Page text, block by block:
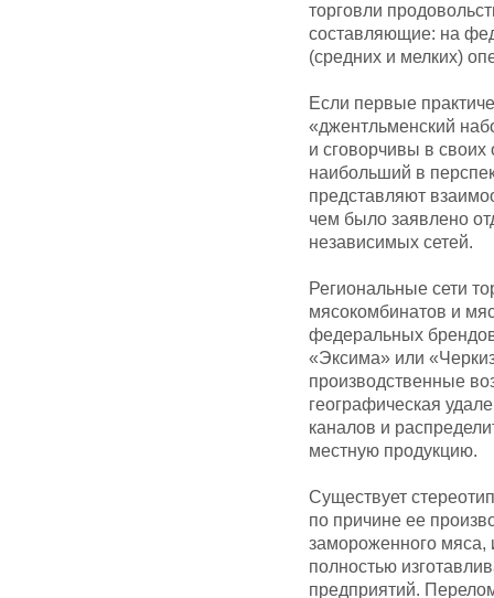
торговли
составляющие: на
(средних и мелких)
Если первые
«джентльменский
и сговорчивы в
наибольший в
представляют
чем было заявлено
независимых сетей.
Региональные сети
мясокомбинатов и
федеральных
«Эксима» или
производственные
географическая
каналов и
местную продукцию.
Существует
по причине ее
замороженного мяса,
полностью
предприятий.